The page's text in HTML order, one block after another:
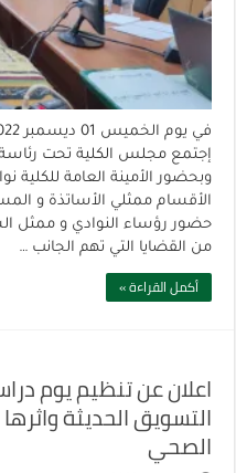
إجتمع مجلس الكلية تحت
وبحضور الأمينة العامة للكلية
الأقسام ممثلي الأساتذة و
حضور رؤساء النوادي و ممثل
من القضايا التي تهم الجانب …
أكمل القراءة »
اعلان عن تنظيم يوم
التسويق الحديثة
الصحي